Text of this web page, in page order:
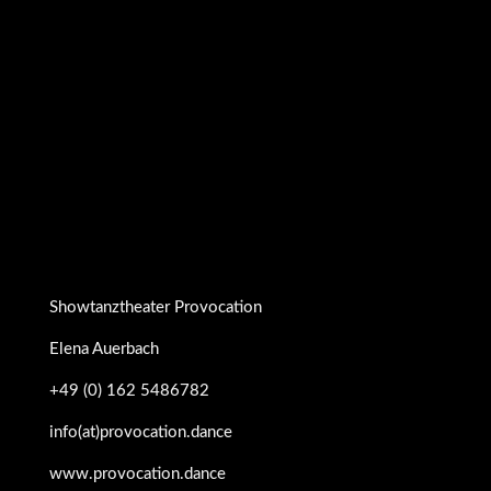
Showtanztheater Provocation
Elena Auerbach
+49 (0) 162 5486782
info(at)provocation.dance
www.provocation.dance